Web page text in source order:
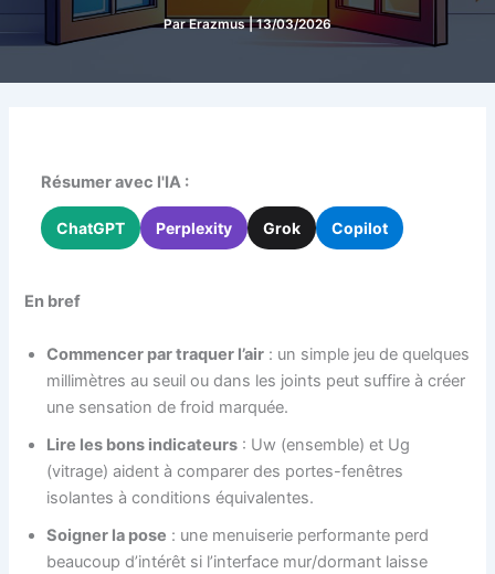
ParErazmus|13/03/2026
Résumer avec l'IA :
ChatGPT Perplexity Grok Copilot
En bref
Commencer par traquer l’air : un simple jeu de quelques
millimètres au seuil ou dans les joints peut suffire à créer
une sensation de froid marquée.
Lire les bons indicateurs : Uw (ensemble) et Ug
(vitrage) aident à comparer des portes-fenêtres
isolantes à conditions équivalentes.
Soigner la pose : une menuiserie performante perd
beaucoup d’intérêt si l’interface mur/dormant laisse